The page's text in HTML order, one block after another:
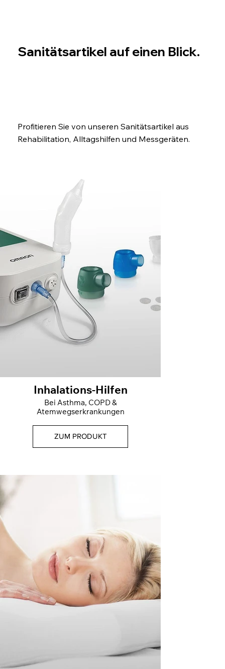
Sanitätsartikel auf einen Blick.
Profitieren Sie von unseren Sanitätsartikel aus
Rehabilitation, Alltagshilfen und Messgeräten.
Inhalations-Hilfen
Bei Asthma, COPD &
Atemwegserkrankungen
ZUM PRODUKT